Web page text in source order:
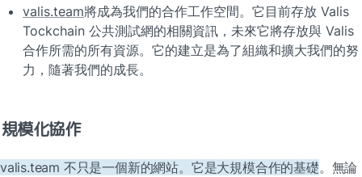
valis.team將成為我們的合作工作空間。它目前存放 Valis
Tockchain 公共測試網的相關資訊，未來它將存放與 Valis
合作所需的所有資源。它的建立是為了組織和擴大我們的努
力，隨著我們的成長。
規模化協作
valis.team 不只是一個新的網站。它是大規模合作的基礎。無論